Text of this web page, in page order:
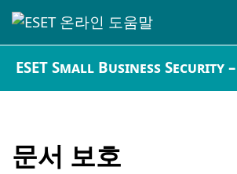
ESET Small Business Security
문서 보호